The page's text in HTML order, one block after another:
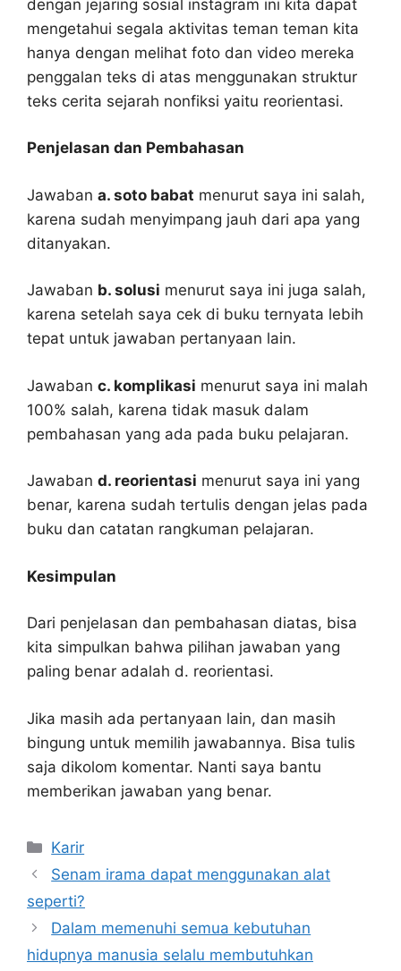
dengan jejaring sosial instagram ini kita dapat
mengetahui segala aktivitas teman teman kita
hanya dengan melihat foto dan video mereka
penggalan teks di atas menggunakan struktur
teks cerita sejarah nonfiksi yaitu reorientasi.
Penjelasan dan Pembahasan
Jawaban a. soto babat menurut saya ini salah,
karena sudah menyimpang jauh dari apa yang
ditanyakan.
Jawaban b. solusi menurut saya ini juga salah,
karena setelah saya cek di buku ternyata lebih
tepat untuk jawaban pertanyaan lain.
Jawaban c. komplikasi menurut saya ini malah
100% salah, karena tidak masuk dalam
pembahasan yang ada pada buku pelajaran.
Jawaban d. reorientasi menurut saya ini yang
benar, karena sudah tertulis dengan jelas pada
buku dan catatan rangkuman pelajaran.
Kesimpulan
Dari penjelasan dan pembahasan diatas, bisa
kita simpulkan bahwa pilihan jawaban yang
paling benar adalah d. reorientasi.
Jika masih ada pertanyaan lain, dan masih
bingung untuk memilih jawabannya. Bisa tulis
saja dikolom komentar. Nanti saya bantu
memberikan jawaban yang benar.
Kategori
Karir
Senam irama dapat menggunakan alat
seperti?
Dalam memenuhi semua kebutuhan
hidupnya manusia selalu membutuhkan